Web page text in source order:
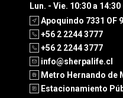
Lun. - Vie. 10:30 a
Apoquindo 7331 OF
+56 2 2244 3777
+56 2 2244 3777
info@sherpalife.cl
Metro Hernando de
Estacionamiento